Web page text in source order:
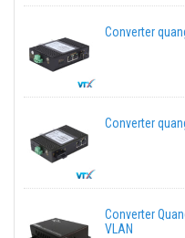
Converter
Converter
Converter
VLAN